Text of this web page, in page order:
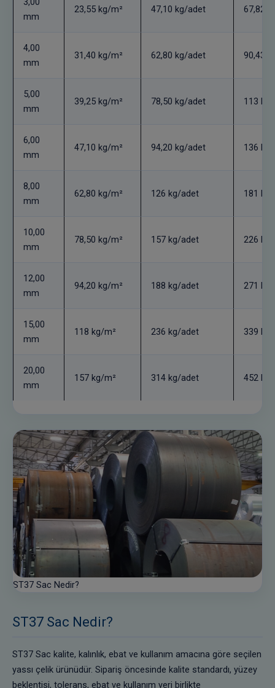
mm
23,55 kg/m² 47,10 kg/adet 67,82
4,00
mm
31,40 kg/m² 62,80 kg/adet 90,43
5,00
mm
39,25 kg/m² 78,50 kg/adet 113
6,00
mm
47,10 kg/m² 94,20 kg/adet 136
8,00
mm
62,80 kg/m² 126 kg/adet 181
10,00
mm
78,50 kg/m² 157 kg/adet 226
12,00
mm
94,20 kg/m² 188 kg/adet 271
15,00
mm
118 kg/m² 236 kg/adet 339
20,00
mm
157 kg/m² 314 kg/adet 452
ST37 Sac Nedir?
ST37 Sac Nedir?
ST37 Sac kalite, kalınlık, ebat ve kullanım amacına göre seçilen
yassı çelik ürünüdür. Sipariş öncesinde kalite standardı, yüzey
beklentisi, tolerans, ebat ve kullanım yeri birlikte